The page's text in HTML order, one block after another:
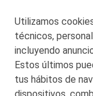
Utilizamos
técnicos,
incluyendo
Estos últimos
tus hábitos de